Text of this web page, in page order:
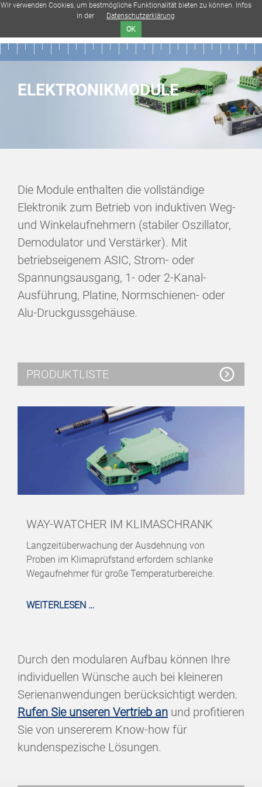
search
ELEKTRONIKMODULE
Die Module enthalten die vollständige
Elektronik zum Betrieb von induktiven Weg-
und Winkelaufnehmern (stabiler Oszillator,
Demodulator und Verstärker). Mit
betriebseigenem ASIC, Strom- oder
Spannungsausgang, 1- oder 2-Kanal-
Ausführung, Platine, Normschienen- oder
Alu-Druckgussgehäuse.
PRODUKTLISTE
WAY-WATCHER IM KLIMASCHRANK
Langzeitüberwachung der Ausdehnung von
Proben im Klimaprüfstand erfordern schlanke
Wegaufnehmer für große Temperaturbereiche.
WEITERLESEN …
Durch den modularen Aufbau können Ihre
individuellen Wünsche auch bei kleineren
Serienanwendungen berücksichtigt werden.
Rufen Sie unseren Vertrieb an und profitieren
Sie von unsererem Know-how für
kundenspezische Lösungen.
Wir verwenden Cookies, um bestmögliche Funktionalität bieten zu können. Infos
in der
Datenschutzerklärung
OK